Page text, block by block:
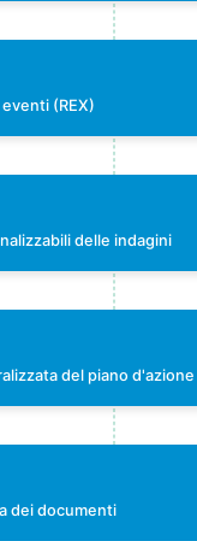
(REX)
delle indagini
del piano d'azione
dei documenti